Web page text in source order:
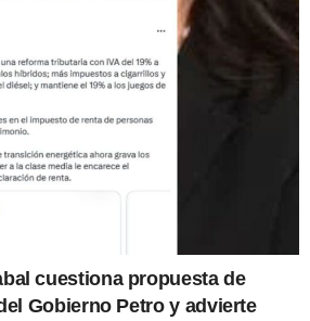
cuestiona propuesta de
Gobierno Petro y advierte